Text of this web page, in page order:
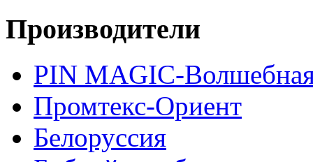
Производители
PIN MAGIС-
Промтекс-Ориент
Белоруссия